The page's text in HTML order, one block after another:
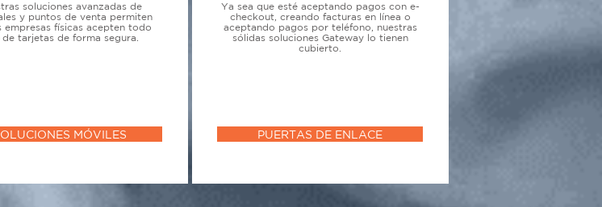
soluciones avanzadas de
y puntos de venta permiten
empresas físicas acepten todo
tarjetas de forma segura.
MÓVILES
Ya sea que esté aceptando pagos con e-
checkout, creando facturas en línea o
aceptando pagos por teléfono, nuestras
sólidas soluciones Gateway lo tienen
cubierto.
PUERTAS DE ENLACE